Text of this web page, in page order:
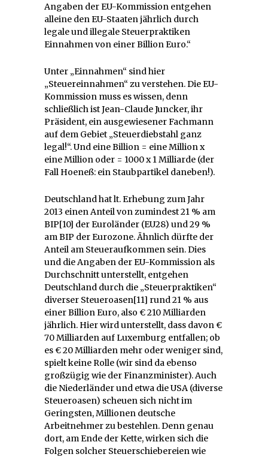
Angaben der EU-Kommission entgehen
alleine den EU-Staaten jährlich durch
legale und illegale Steuerpraktiken
Einnahmen von einer Billion Euro.“
Unter „Einnahmen“ sind hier
„Steuereinnahmen“ zu verstehen. Die EU-
Kommission muss es wissen, denn
schließlich ist Jean-Claude Juncker, ihr
Präsident, ein ausgewiesener Fachmann
auf dem Gebiet „Steuerdiebstahl ganz
legal!“. Und eine Billion = eine Million x
eine Million oder = 1000 x 1 Milliarde (der
Fall Hoeneß: ein Staubpartikel daneben!).
Deutschland hat lt. Erhebung zum Jahr
2013 einen Anteil von zumindest 21 % am
BIP[10] der Euroländer (EU28) und 29 %
am BIP der Eurozone. Ähnlich dürfte der
Anteil am Steueraufkommen sein. Dies
und die Angaben der EU-Kommission als
Durchschnitt unterstellt, entgehen
Deutschland durch die „Steuerpraktiken“
diverser Steueroasen[11] rund 21 % aus
einer Billion Euro, also € 210 Milliarden
jährlich. Hier wird unterstellt, dass davon €
70 Milliarden auf Luxemburg entfallen; ob
es € 20 Milliarden mehr oder weniger sind,
spielt keine Rolle (wir sind da ebenso
großzügig wie der Finanzminister). Auch
die Niederländer und etwa die USA (diverse
Steueroasen) scheuen sich nicht im
Geringsten, Millionen deutsche
Arbeitnehmer zu bestehlen. Denn genau
dort, am Ende der Kette, wirken sich die
Folgen solcher Steuerschiebereien wie